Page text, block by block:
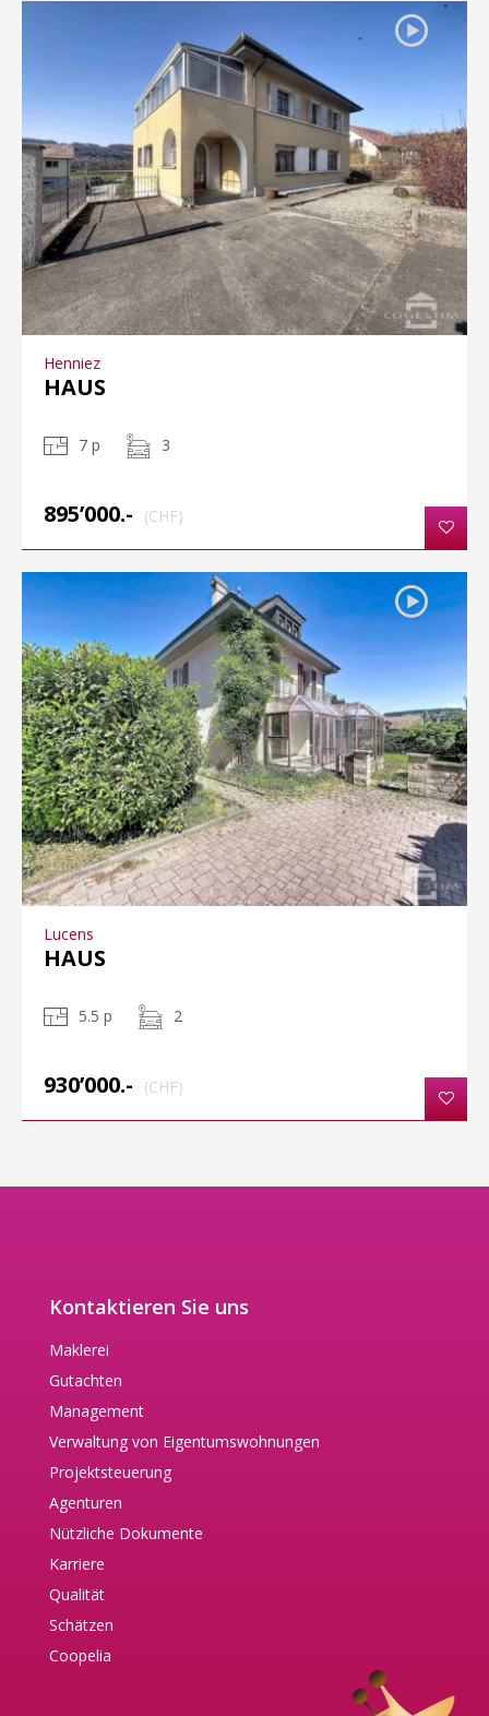
Henniez
HAUS
7 p 3
895’000.- (CHF)
Lucens
HAUS
5.5 p 2
930’000.- (CHF)
Kontaktieren Sie uns
Maklerei
Gutachten
Management
Verwaltung von Eigentumswohnungen
Projektsteuerung
Agenturen
Nützliche Dokumente
Karriere
Qualität
Schätzen
Coopelia